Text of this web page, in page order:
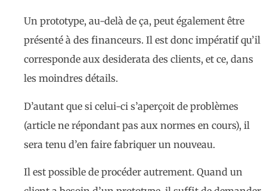
Un prototype, au-delà de ça, peut également être
présenté à des financeurs. Il est donc impératif qu’il
corresponde aux desiderata des clients, et ce, dans
les moindres détails.
D’autant que si celui-ci s’aperçoit de problèmes
(article ne répondant pas aux normes en cours), il
sera tenu d’en faire fabriquer un nouveau.
Il est possible de procéder autrement. Quand un